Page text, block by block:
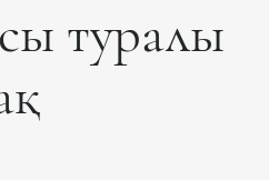
туралы